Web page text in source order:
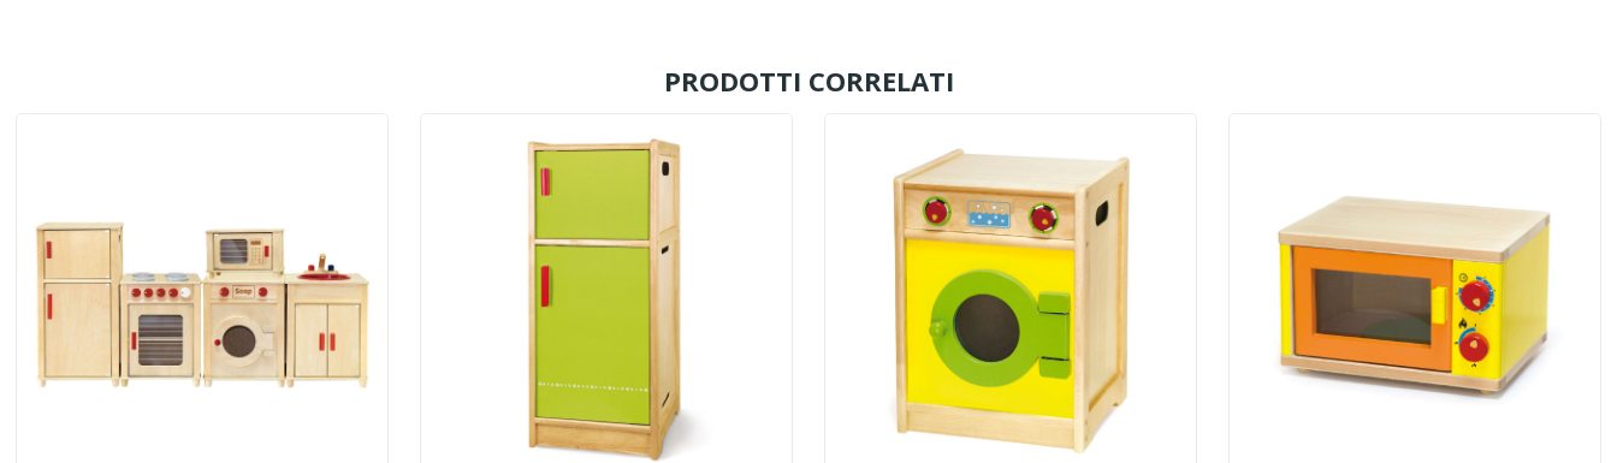
PRODOTTI CORRELATI